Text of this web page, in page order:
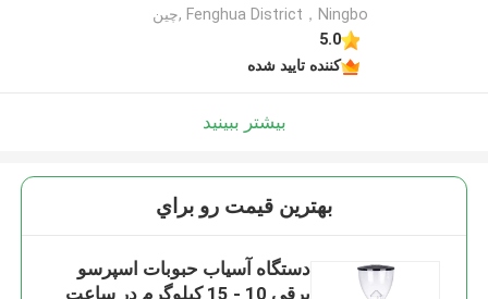
Fenghua District，Ningbo ,چین
5.0
کننده تایید شده
بیشتر ببینید
بهترين قيمت رو براي
دستگاه آسیاب حبوبات اسپرسو
برقی 10 - 15 کیلوگرم در ساعت